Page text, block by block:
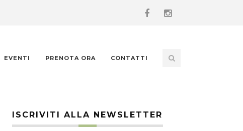
EVENTI PRENOTA ORA CONTATTI
ISCRIVITI ALLA NEWSLETTER